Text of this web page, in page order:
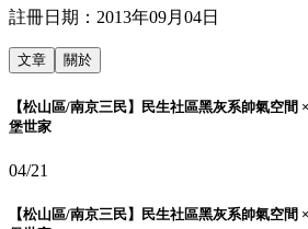
註冊日期： 2013年09月04日
文章 關於
【松山區/南京三民】民生社區黑灰系帥氣空間
堡世家
04/21
【松山區/南京三民】民生社區黑灰系帥氣空間